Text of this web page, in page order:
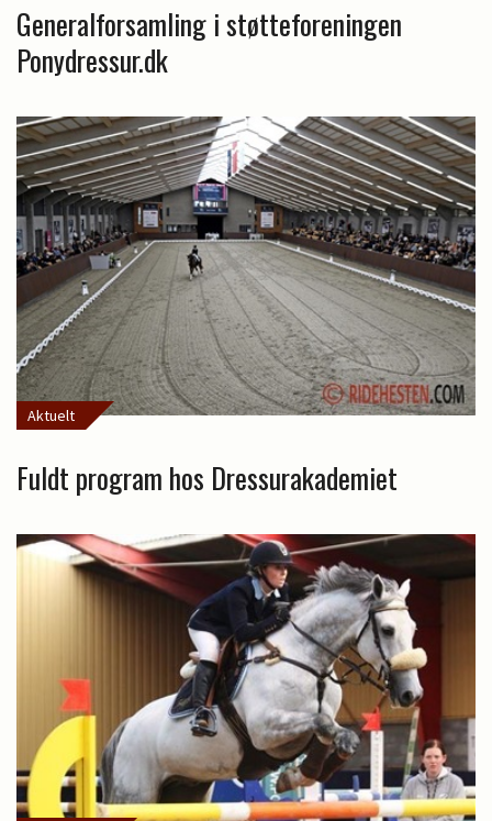
Generalforsamling i støtteforeningen
Ponydressur.dk
Aktuelt
Fuldt program hos Dressurakademiet